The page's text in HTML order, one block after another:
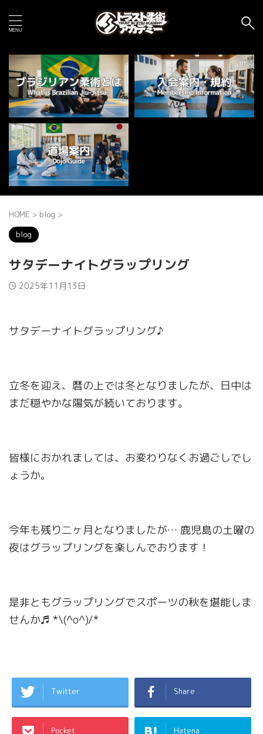
HOME > blog >
blog
サタデーナイトグラップリング
2025年11月13日
サタデーナイトグラップリング♪
立冬を迎え、暦の上では冬となりましたが、日中は
まだ穏やかな陽気が続いております。
皆様におかれましては、お変わりなくお過ごしでし
ょうか。
今年も残り二ヶ月となりましたが… 鹿児島の土曜の
夜はグラップリングを楽しんでおります！
是非ともグラップリングでスポーツの秋を堪能しま
せんか♬ *\(^o^)/*
Twitter Share
Pocket Hatena